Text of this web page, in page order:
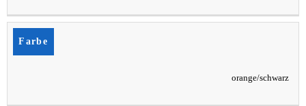
Farbe
orange/schwarz